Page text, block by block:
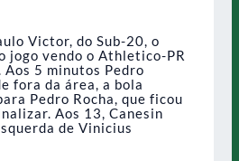
Victor, do Sub-20, o
jogo vendo o Athletico-PR
5 minutos Pedro
fora da área, a bola
Pedro Rocha, que ficou
Aos 13, Canesin
de Vinicius